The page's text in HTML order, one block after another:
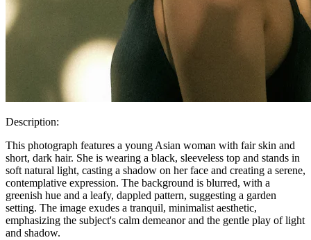
Description:
This photograph features a young Asian woman with fair skin and
short, dark hair. She is wearing a black, sleeveless top and stands in
soft natural light, casting a shadow on her face and creating a serene,
contemplative expression. The background is blurred, with a
greenish hue and a leafy, dappled pattern, suggesting a garden
setting. The image exudes a tranquil, minimalist aesthetic,
emphasizing the subject's calm demeanor and the gentle play of light
and shadow.